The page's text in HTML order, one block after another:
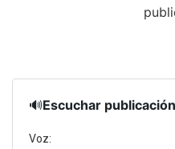
🔊Escuchar publicación
Voz: